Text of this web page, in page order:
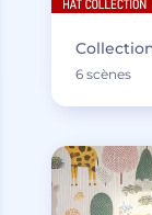
6 scènes